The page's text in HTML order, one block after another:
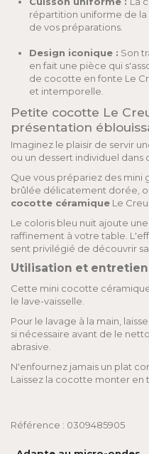
répartition uniforme de la
de vos préparations.
Design iconique : Son
en fait une pièce qui
de cocotte en fonte Le
et intemporelle.
Petite cocotte Le
présentation
Imaginez le plaisir de servir
ou un dessert individuel
Que vous prépariez des mini
brûlée délicatement dorée,
cocotte céramique Le
Le coloris bleu nuit ajoute
raffinement à votre table.
sent privilégié de découvrir
Utilisation et entretien
Cette mini cocotte
le lave-vaisselle.
Pour le lavage à la main,
si nécessaire avant de le
abrasive.
N'enfournez jamais un plat
Laissez la cocotte monter en
Référence : 0309485905